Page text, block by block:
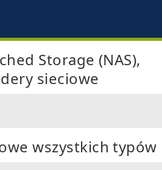
Storage (NAS),
sieciowe
wszystkich typów